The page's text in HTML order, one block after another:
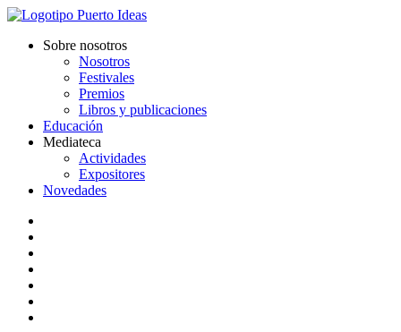
Sobre nosotros
Nosotros
Festivales
Premios
Libros y publicaciones
Educación
Mediateca
Actividades
Expositores
Novedades